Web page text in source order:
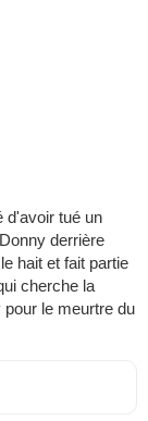
d'avoir tué un
derrière
hait et fait partie
cherche la
le meurtre du